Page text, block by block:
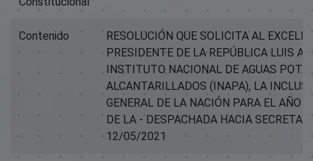
Contenido
RESOLUCIÓN QUE SOLICITA AL
PRESIDENTE DE LA REPÚBLICA LUIS
INSTITUTO NACIONAL DE AGUAS
ALCANTARILLADOS (INAPA), LA
GENERAL DE LA NACIÓN PARA EL AÑO
DE LA - DESPACHADA HACIA
12/05/2021